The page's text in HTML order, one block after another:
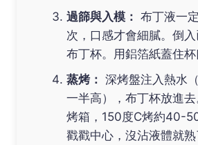
過篩與入模： 布丁液一
次，口感才會細膩。倒
布丁杯。用鋁箔紙蓋住杯
蒸烤： 深烤盤注入熱水
一半高），布丁杯放進
烤箱，150度C烤約40-
戳戳中心，沒沾液體就